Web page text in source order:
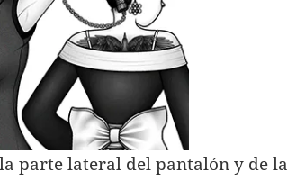
parte lateral del pantalón y de la